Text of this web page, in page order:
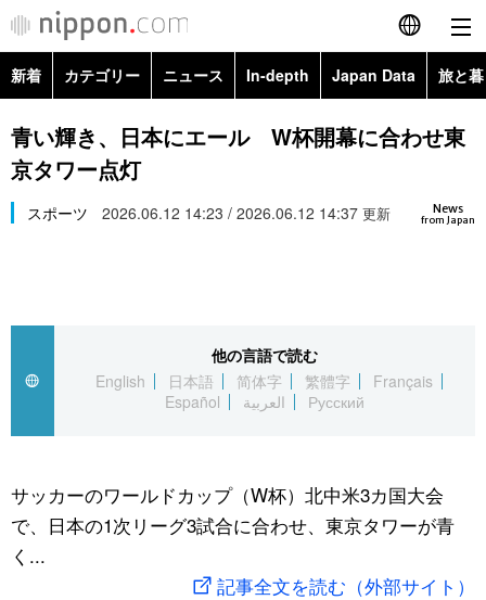
English
简体字
Русский
カテゴリー
経済・ビジネス
国際
文化
トップ
アーカイブ
In-depth
Japan Data
動画/Live
新着 カテゴリー ニュース In-depth Japan Data 旅と
政治・外交
経済・ビジネス
スポーツ・東京2020
Topics
青い輝き、日本にエール W杯開幕に合わせ東
京タワー点灯
News
from Japan
スポーツ 2026.06.12 14:23 / 2026.06.12 14:37 更新
他の言語で読む
English
日本語 简体字 繁體字
Français
Español
العربية Русский
サッカーのワールドカップ（W杯）北中米3カ国大会
で、日本の1次リーグ3試合に合わせ、東京タワーが青
く...
記事全文を読む（外部サイト）